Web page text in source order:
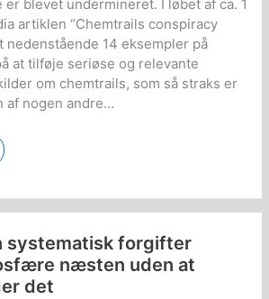
blevet undermineret. I løbet af ca. 1
artiklen “Chemtrails conspiracy
nedenstående 14 eksempler på
at tilføje seriøse og relevante
om chemtrails, som så straks er
af nogen andre…
systematisk forgifter
næsten uden at
det